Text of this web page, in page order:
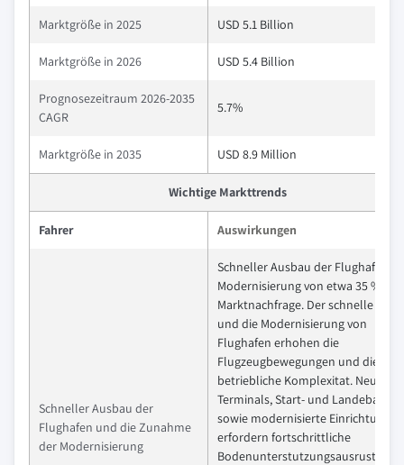
Marktgröße in 2025 USD 5.1 Billion
Marktgröße in 2026 USD 5.4 Billion
Prognosezeitraum 2026-2035
CAGR
5.7%
Marktgröße in 2035 USD 8.9 Million
Wichtige Markttrends
Fahrer Auswirkungen
Schneller Ausbau der
Flughafen und die Zunahme
der Modernisierung
Schneller Ausbau der Flughafen
Modernisierung von etwa 35 % der
Marktnachfrage. Der schnelle
und die Modernisierung von
Flughafen erhohen die
Flugzeugbewegungen und die
betriebliche Komplexitat. Neue
Terminals, Start- und
sowie modernisierte Einrichtungen
erfordern fortschrittliche
Bodenunterstutzungsausrustung